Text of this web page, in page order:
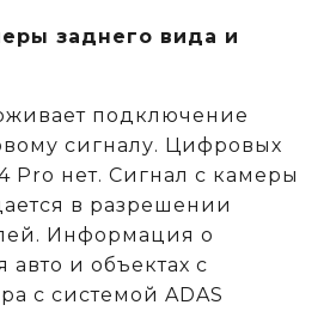
заднего вида и
подключение
сигналу. Цифровых
Pro нет. Сигнал с камеры
в разрешении
Информация о
и объектах c
с системой ADAS